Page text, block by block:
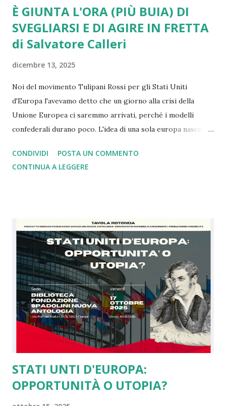
È GIUNTA L'ORA (PIÙ BUIA) DI
SVEGLIARSI E DI AGIRE IN FRETTA
di Salvatore Calleri
dicembre 13, 2025
Noi del movimento Tulipani Rossi per gli Stati Uniti
d'Europa l'avevamo detto che un giorno alla crisi della
Unione Europea ci saremmo arrivati, perché i modelli
confederali durano poco. L'idea di una sola europa nasce
mondiale dove i nazisti vennero sconfitti grazie a Churchill
che comprese, a differenza di Chamberlain, il rischio. Oggi
lasciare. Ebbene siamo arrivati al punto che dopo 4 anni di
guerra in Ucraina gli Usa e la Russia sono de facto uniti
contro il modello di Unione Europea in una logica, a mio
modesto parere, di imperi in crisi. Ebbene se da un lato
questa cosa mi amareggia, essendo io da sempre grato agli
americani per il sostegno dato contro i nazisti e per il loro
concetto di libertà, dall'altro tale scelta ci rende...
CONDIVIDI
POSTA UN COMMENTO
CONTINUA A LEGGERE
STATI UNTI D'EUROPA:
OPPORTUNITÀ O UTOPIA?